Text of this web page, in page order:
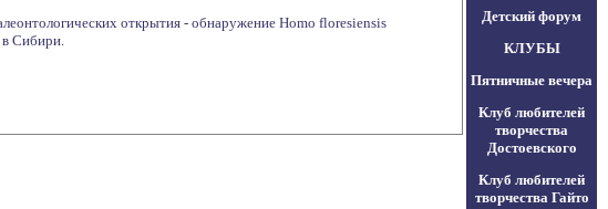
открытия - обнаружение Homo floresiensis
в Сибири.
Детский форум
КЛУБЫ
Пятничные вечера
Клуб любителей
творчества
Достоевского
Клуб любителей
творчества Гайто